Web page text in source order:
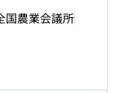
国農業会議所